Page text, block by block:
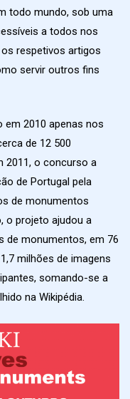
todo mundo, sob uma
a todos nos
respetivos artigos
servir outros fins
em 2010 apenas nos
de 12 500
2011, o concurso a
de Portugal pela
de monumentos
o projeto ajudou a
de monumentos, em 76
milhões de imagens
somando-se a
na Wikipédia.